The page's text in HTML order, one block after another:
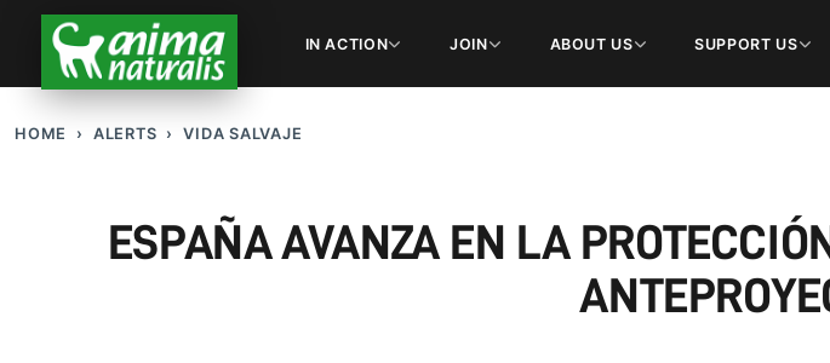
IN ACTION JOIN ABOUT US SUPPORT US
HOME ALERTS VIDA SALVAJE
ESPAÑA AVANZA EN LA